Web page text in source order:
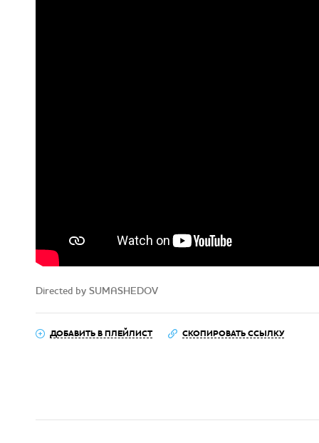
Directed by SUMASHEDOV
ДОБАВИТЬ В ПЛЕЙЛИСТ СКОПИРОВАТЬ ССЫЛКУ